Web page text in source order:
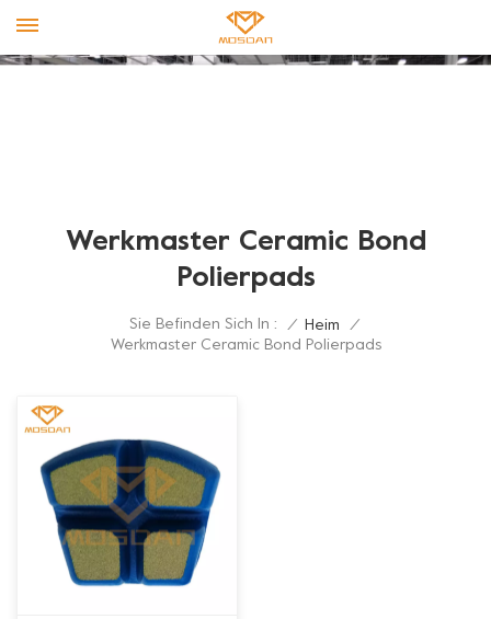
Werkmaster Ceramic Bond
Polierpads
Sie Befinden Sich In : / Heim
/
Werkmaster Ceramic Bond Polierpads